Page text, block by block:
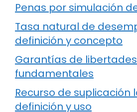
Penas por simulación
Tasa natural de
definición y concepto
Garantías de
fundamentales
Recurso de suplicación
definición y uso